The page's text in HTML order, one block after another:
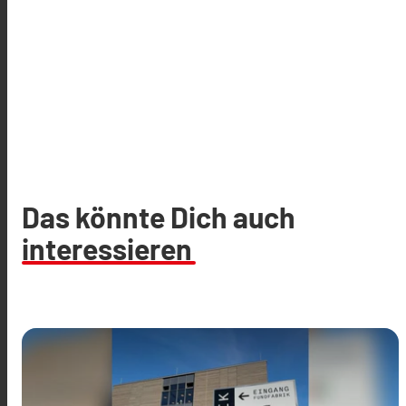
Das könnte Dich auch
interessieren